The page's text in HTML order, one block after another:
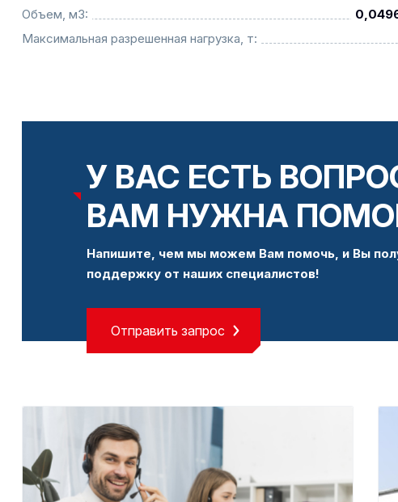
Объем, м3:
Максимальная разрешенная нагрузка, т:
У ВАС ЕСТЬ
ВАМ НУЖНА
Напишите, чем мы можем Вам помочь, и Вы
поддержку от наших специалистов!
Отправить запрос